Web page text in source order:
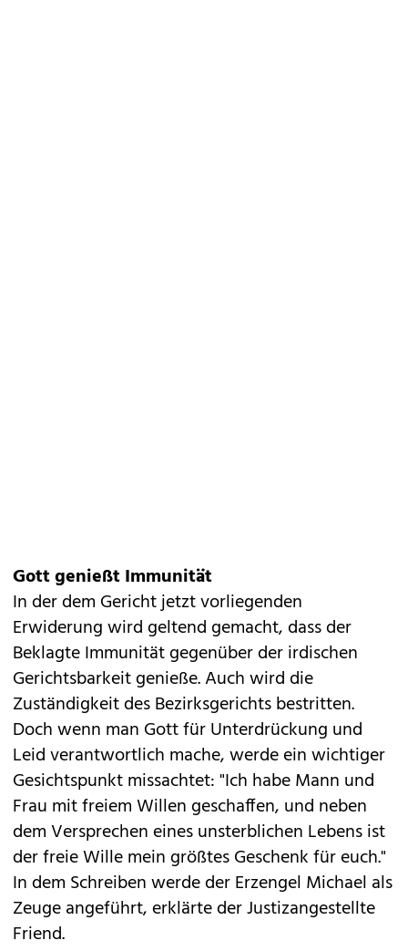
Gott genießt Immunität
In der dem Gericht jetzt vorliegenden
Erwiderung wird geltend gemacht, dass der
Beklagte Immunität gegenüber der irdischen
Gerichtsbarkeit genieße. Auch wird die
Zuständigkeit des Bezirksgerichts bestritten.
Doch wenn man Gott für Unterdrückung und
Leid verantwortlich mache, werde ein wichtiger
Gesichtspunkt missachtet: "Ich habe Mann und
Frau mit freiem Willen geschaffen, und neben
dem Versprechen eines unsterblichen Lebens ist
der freie Wille mein größtes Geschenk für euch."
In dem Schreiben werde der Erzengel Michael als
Zeuge angeführt, erklärte der Justizangestellte
Friend.